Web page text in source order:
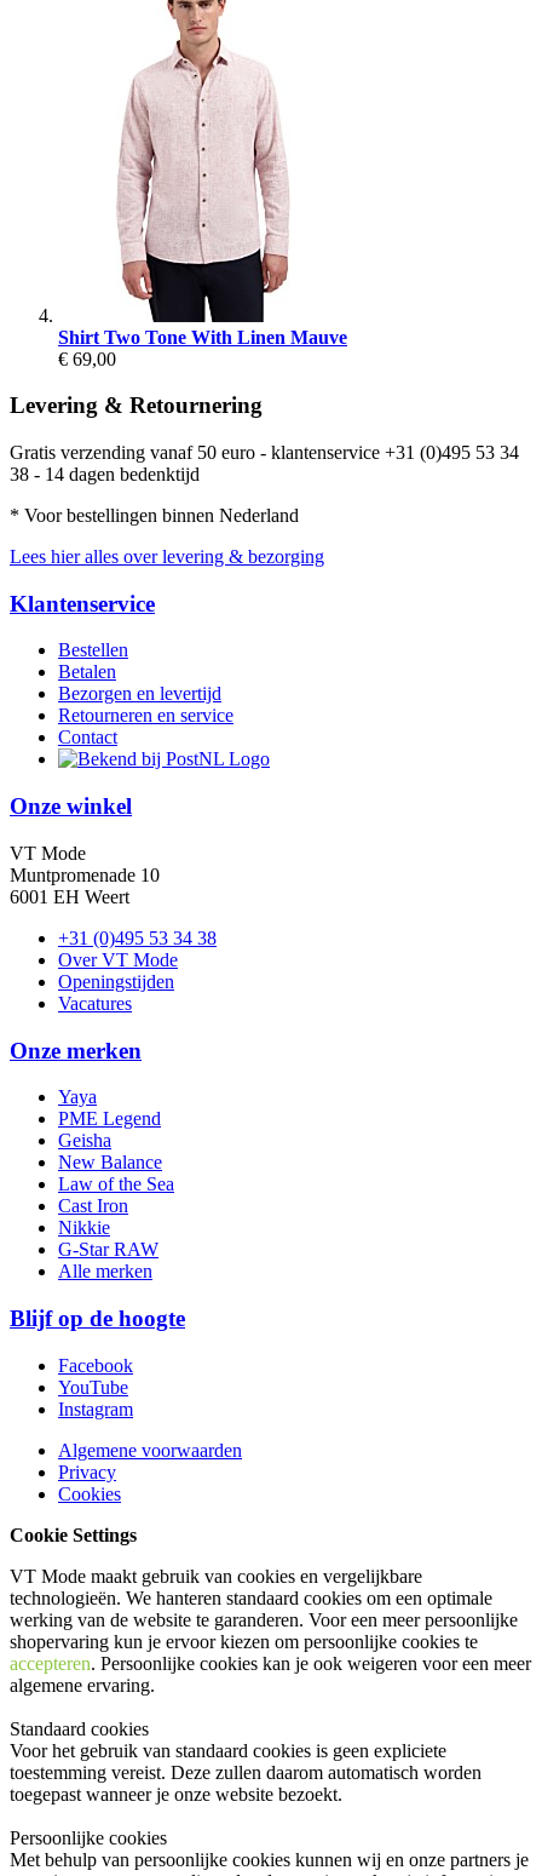
Shirt Two Tone With Linen Mauve
€ 69,00
Levering & Retournering
Gratis verzending vanaf 50 euro - klantenservice +31 (0)495 53 34
38 - 14 dagen bedenktijd
* Voor bestellingen binnen Nederland
Lees hier alles over levering & bezorging
Klantenservice
Bestellen
Betalen
Bezorgen en levertijd
Retourneren en service
Contact
Onze winkel
VT Mode
Muntpromenade 10
6001 EH Weert
+31 (0)495 53 34 38
Over VT Mode
Openingstijden
Vacatures
Onze merken
Yaya
PME Legend
Geisha
New Balance
Law of the Sea
Cast Iron
Nikkie
G-Star RAW
Alle merken
Blijf op de hoogte
Facebook
YouTube
Instagram
Algemene voorwaarden
Privacy
Cookies
Cookie Settings
VT Mode maakt gebruik van cookies en vergelijkbare
technologieën. We hanteren standaard cookies om een optimale
werking van de website te garanderen. Voor een meer persoonlijke
shopervaring kun je ervoor kiezen om persoonlijke cookies te
accepteren. Persoonlijke cookies kan je ook weigeren voor een meer
algemene ervaring.
Standaard cookies
Voor het gebruik van standaard cookies is geen expliciete
toestemming vereist. Deze zullen daarom automatisch worden
toegepast wanneer je onze website bezoekt.
Persoonlijke cookies
Met behulp van persoonlijke cookies kunnen wij en onze partners je